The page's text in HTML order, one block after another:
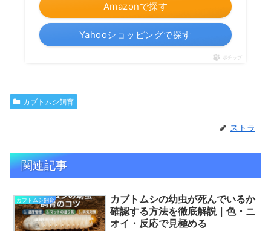
Amazonで探す
Yahooショッピングで探す
ポチップ
カブトムシ飼育
ストラ
関連記事
カブトムシ飼育
カブトムシの幼虫が死んでいるか
確認する方法を徹底解説｜色・ニ
オイ・反応で見極める